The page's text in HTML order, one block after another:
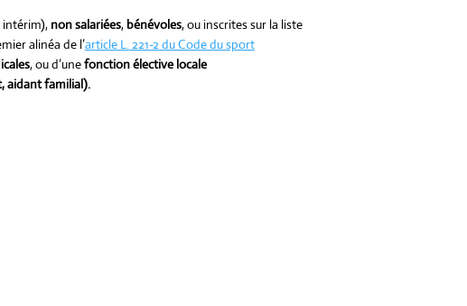
intérim), non salariées, bénévoles, ou inscrites sur la liste
alinéa de l’article L.221-2 du Code du sport
, ou d’unefonction élective locale
aidant familial).